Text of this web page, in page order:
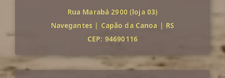
Rua Marabá 2900 (loja 03)
Navegantes | Capão da Canoa | RS
CEP: 94690116